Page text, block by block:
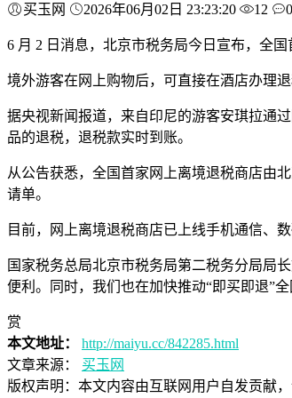
买玉网 2026年06月02日 23:23:20 12 0
6 月 2 日消息，北京市税务局今日宣布，全
境外游客在网上购物后，可直接在酒店办理
据央视新闻报道，来自印尼的游客安琪拉通
品的退税，退税款实时到账。
从公告获悉，全国首家网上离境退税商店由
请单。
目前，网上离境退税商店已上线手机通信、
国家税务总局北京市税务局第二税务分局局
便利。同时，我们也在加快推动“即买即退”
赏
本文地址：
http://maiyu.cc/842285.html
文章来源：
买玉网
版权声明： 本文内容由互联网用户自发贡献